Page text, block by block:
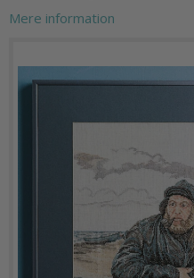
Mere information